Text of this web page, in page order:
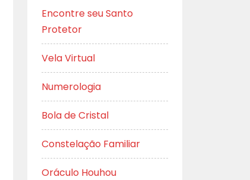
Encontre seu Santo
Protetor
Vela Virtual
Numerologia
Bola de Cristal
Constelação Familiar
Oráculo Houhou